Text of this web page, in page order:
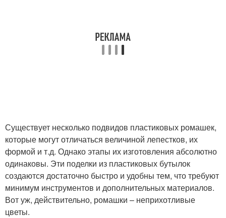
Существует несколько подвидов пластиковых ромашек,
которые могут отличаться величиной лепестков, их
формой и т.д. Однако этапы их изготовления абсолютно
одинаковы. Эти поделки из пластиковых бутылок
создаются достаточно быстро и удобны тем, что требуют
минимум инструментов и дополнительных материалов.
Вот уж, действительно, ромашки – неприхотливые
цветы.